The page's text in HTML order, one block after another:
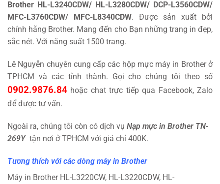
Brother HL-L3240CDW/ HL-L3280CDW/ DCP-L3560CDW/
MFC-L3760CDW/ MFC-L8340CDW. Được sản xuất bởi
chính hãng Brother. Mang đến cho Bạn những trang in đẹp,
sắc nét. Với năng suất 1500 trang.
Lê Nguyễn chuyên cung cấp các hộp mực máy in Brother ở
TPHCM và các tỉnh thành. Gọi cho chúng tôi theo số
0902.9876.84 hoặc chat trực tiếp qua Facebook, Zalo
để được tư vấn.
Ngoài ra, chúng tôi còn có dịch vụ Nạp mực in Brother TN-
269Ytận nơi ở TPHCM với giá chỉ 400K.
Tương thích với các dòng máy in Brother
Máy in Brother HL-L3220CW, HL-L3220CDW, HL-